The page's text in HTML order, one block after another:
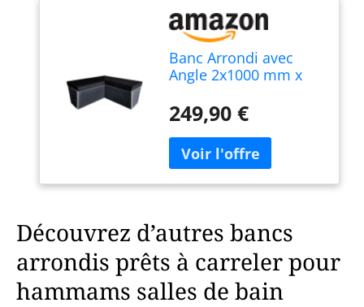
Banc Arrondi avec
Angle 2x1000 mm x
carreler en XPS à
Assembler pour
hammam Salle de
Bain
249,90 €
Découvrez d’autres bancs
arrondis prêts à carreler pour
hammams salles de bain